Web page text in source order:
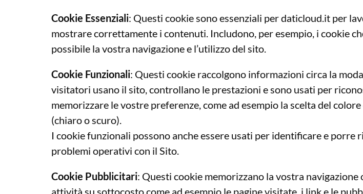
Cookie Essenziali: Questi cookie sono essenziali per daticloud.it per
mostrare correttamente i contenuti. Includono, per esempio, i cookie
possibile la vostra navigazione e l’utilizzo del sito.
Cookie Funzionali: Questi cookie raccolgono informazioni circa la
visitatori usano il sito, controllano le prestazioni e sono usati per
memorizzare le vostre preferenze, come ad esempio la scelta del
(chiaro o scuro).
I cookie funzionali possono anche essere usati per identificare e porre
problemi operativi con il Sito.
Cookie Pubblicitari: Questi cookie memorizzano la vostra navigazione
attività su sottocosto come ad esempio le pagine visitate, i link e le